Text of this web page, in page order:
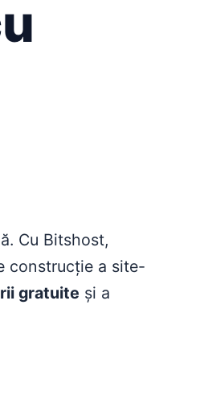
Cu Bitshost,
construcție a site-
gratuite și a